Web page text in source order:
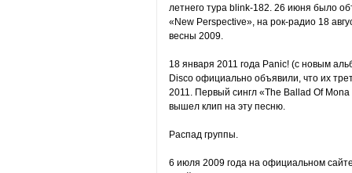
летнего тура blink-182. 26 июня было
«New Perspective», на рок-радио 18
весны 2009.
18 января 2011 года Panic! (с новым
Disco официально объявили, что их
2011. Первый сингл «The Ballad Of
вышел клип на эту песню.
Распад группы.
6 июля 2009 года на официальном